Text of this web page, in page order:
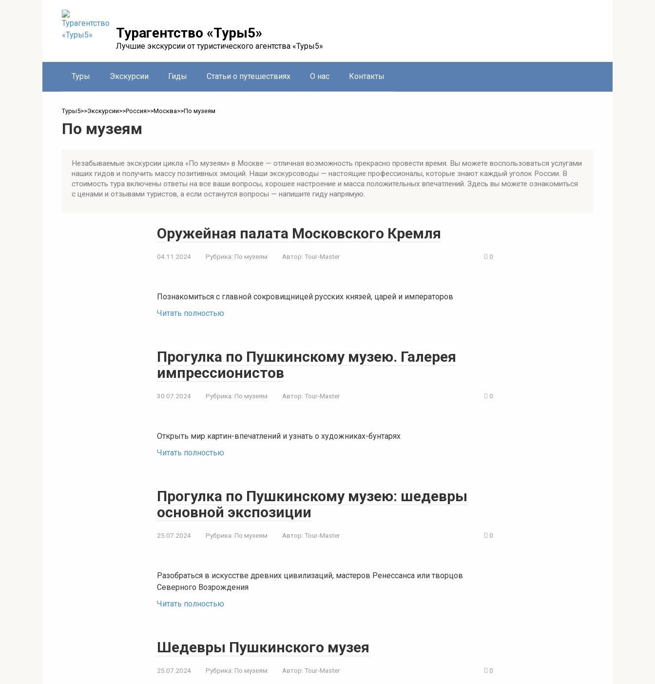
Турагентство «Туры5»
Лучшие экскурсии от туристического агентства «Туры5»
Туры Экскурсии Гиды Статьи о путешествиях О нас Контакты
Туры5>>Экскурсии>>Россия>>Москва>>По музеям
По музеям
Незабываемые экскурсии цикла «По музеям» в Москве — отличная возможность прекрасно провести время. Вы можете воспользоваться услугами
наших гидов и получить массу позитивных эмоций. Наши экскурсоводы — настоящие профессионалы, которые знают каждый уголок России. В
стоимость тура включены ответы на все ваши вопросы, хорошее настроение и масса положительных впечатлений. Здесь вы можете ознакомиться
с ценами и отзывами туристов, а если останутся вопросы — напишите гиду напрямую.
Оружейная палата Московского Кремля
04.11.2024 Рубрика: По музеям Автор: Tour-Master 0
Познакомиться с главной сокровищницей русских князей, царей и императоров
Читать полностью
Прогулка по Пушкинскому музею. Галерея
импрессионистов
30.07.2024 Рубрика: По музеям Автор: Tour-Master 0
Открыть мир картин-впечатлений и узнать о художниках-бунтарях
Читать полностью
Прогулка по Пушкинскому музею: шедевры
основной экспозиции
25.07.2024 Рубрика: По музеям Автор: Tour-Master 0
Разобраться в искусстве древних цивилизаций, мастеров Ренессанса или творцов
Северного Возрождения
Читать полностью
Шедевры Пушкинского музея
25.07.2024 Рубрика: По музеям Автор: Tour-Master 0